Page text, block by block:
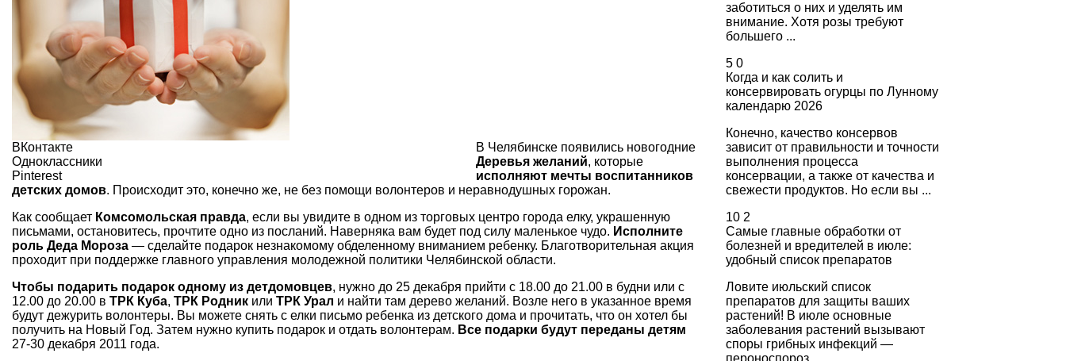
ВКонтакте
Одноклассники
Pinterest
В Челябинске появились новогодние
Деревья желаний, которые
исполняют мечты воспитанников
детских домов. Происходит это, конечно же, не без помощи волонтеров и неравнодушных горожан.
Как сообщает Комсомольская правда, если вы увидите в одном из торговых центро города елку, украшенную
письмами, остановитесь, прочтите одно из посланий. Наверняка вам будет под силу маленькое чудо. Исполните
роль Деда Мороза — сделайте подарок незнакомому обделенному вниманием ребенку. Благотворительная акция
проходит при поддержке главного управления молодежной политики Челябинской области.
Чтобы подарить подарок одному из детдомовцев, нужно до 25 декабря прийти с 18.00 до 21.00 в будни или с
12.00 до 20.00 в ТРК Куба, ТРК Родник или ТРК Урал и найти там дерево желаний. Возле него в указанное время
будут дежурить волонтеры. Вы можете снять с елки письмо ребенка из детского дома и прочитать, что он хотел бы
получить на Новый Год. Затем нужно купить подарок и отдать волонтерам. Все подарки будут переданы детям
27-30 декабря 2011 года.
заботиться о них и уделять им
внимание. Хотя розы требуют
большего ...
5 0
Когда и как солить и
консервировать огурцы по Лунному
календарю 2026
Конечно, качество консервов
зависит от правильности и точности
выполнения процесса
консервации, а также от качества и
свежести продуктов. Но если вы ...
10 2
Самые главные обработки от
болезней и вредителей в июле:
удобный список препаратов
Ловите июльский список
препаратов для защиты ваших
растений! В июле основные
заболевания растений вызывают
споры грибных инфекций —
пероноспороз, ...